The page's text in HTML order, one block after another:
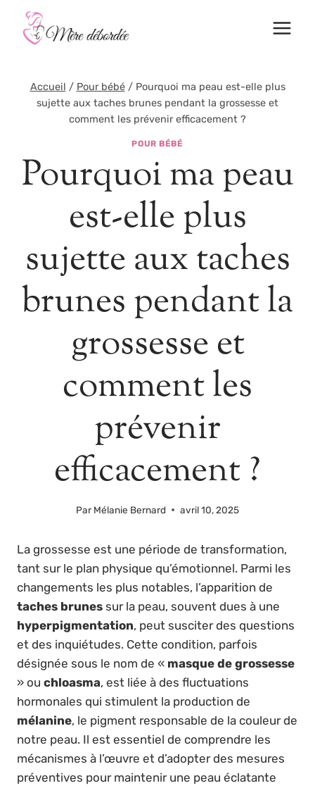
contenu
Accueil / Pour bébé / Pourquoi ma peau est-elle plus
sujette aux taches brunes pendant la grossesse et
comment les prévenir efficacement ?
POUR BÉBÉ
Pourquoi ma peau
est-elle plus
sujette aux taches
brunes pendant la
grossesse et
comment les
prévenir
efficacement ?
Par Mélanie Bernard avril 10, 2025
La grossesse est une période de transformation,
tant sur le plan physique qu’émotionnel. Parmi les
changements les plus notables, l’apparition de
taches brunes sur la peau, souvent dues à une
hyperpigmentation, peut susciter des questions
et des inquiétudes. Cette condition, parfois
désignée sous le nom de « masque de grossesse
» ou chloasma, est liée à des fluctuations
hormonales qui stimulent la production de
mélanine, le pigment responsable de la couleur de
notre peau. Il est essentiel de comprendre les
mécanismes à l’œuvre et d’adopter des mesures
préventives pour maintenir une peau éclatante